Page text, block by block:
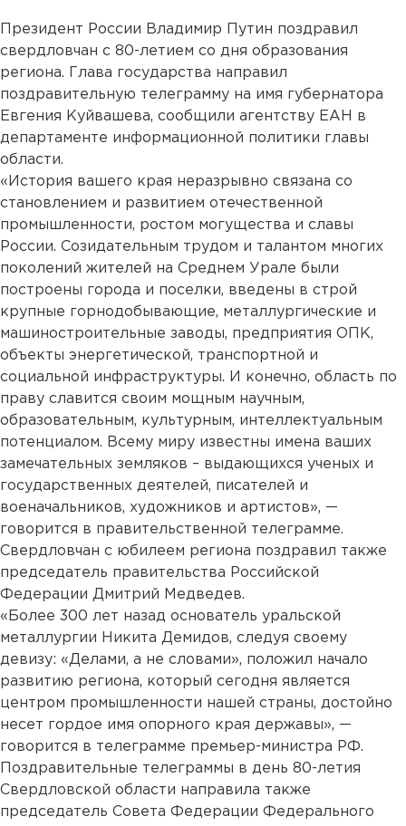
Президент России Владимир Путин поздравил
свердловчан с 80-летием со дня образования
региона. Глава государства направил
поздравительную телеграмму на имя губернатора
Евгения Куйвашева, сообщили агентству ЕАН в
департаменте информационной политики главы
области.
«История вашего края неразрывно связана со
становлением и развитием отечественной
промышленности, ростом могущества и славы
России. Созидательным трудом и талантом многих
поколений жителей на Среднем Урале были
построены города и поселки, введены в строй
крупные горнодобывающие, металлургические и
машиностроительные заводы, предприятия ОПК,
объекты энергетической, транспортной и
социальной инфраструктуры. И конечно, область по
праву славится своим мощным научным,
образовательным, культурным, интеллектуальным
потенциалом. Всему миру известны имена ваших
замечательных земляков – выдающихся ученых и
государственных деятелей, писателей и
военачальников, художников и артистов», —
говорится в правительственной телеграмме.
Свердловчан с юбилеем региона поздравил также
председатель правительства Российской
Федерации Дмитрий Медведев.
«Более 300 лет назад основатель уральской
металлургии Никита Демидов, следуя своему
девизу: «Делами, а не словами», положил начало
развитию региона, который сегодня является
центром промышленности нашей страны, достойно
несет гордое имя опорного края державы», —
говорится в телеграмме премьер-министра РФ.
Поздравительные телеграммы в день 80-летия
Свердловской области направила также
председатель Совета Федерации Федерального